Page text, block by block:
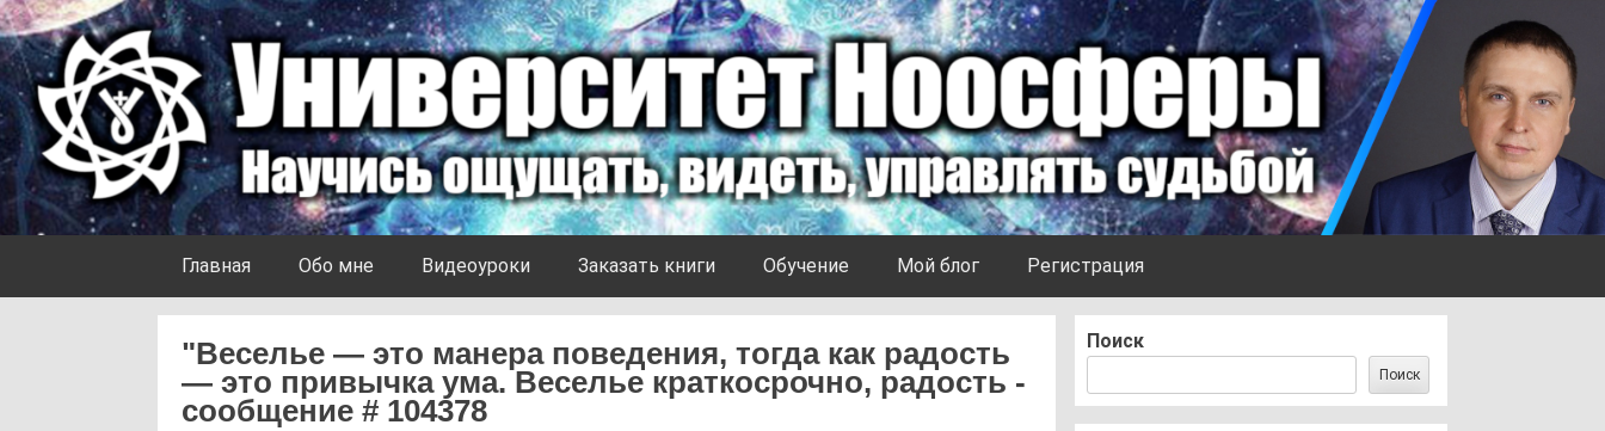
Университет Ноосферы
Главная Обо мне Видеоуроки Заказать книги Обучение Мой блог Регистрация
"Веселье — это манера поведения, тогда как радость
— это привычка ума. Веселье краткосрочно, радость -
сообщение # 104378
Поиск
Поиск